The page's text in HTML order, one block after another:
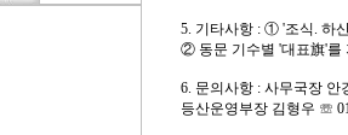
5. 기타사항 : ① '조식. 하
② 동문 기수별 '대표旗'를
6. 문의사항 : 사무국장 안
등산운영부장 김형우 ☏